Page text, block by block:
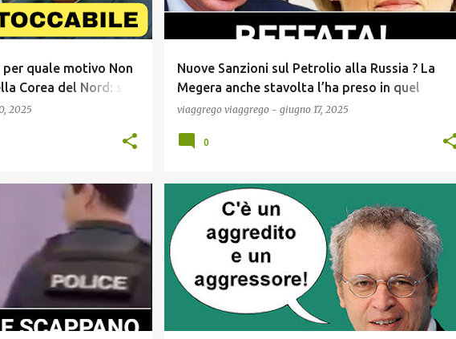
per quale motivo Non
Corea del Nord: se
se ce l’hai sei
2025
Nuove Sanzioni sul Petrolio alla Russia ? La
Megera anche stavolta l’ha preso in quel
posto: con l’Attacco all’Iran Putin ride e
viaggrego viaggrego - giugno 17, 2025
0
+1 COMUNICAZIONE GOSSIP